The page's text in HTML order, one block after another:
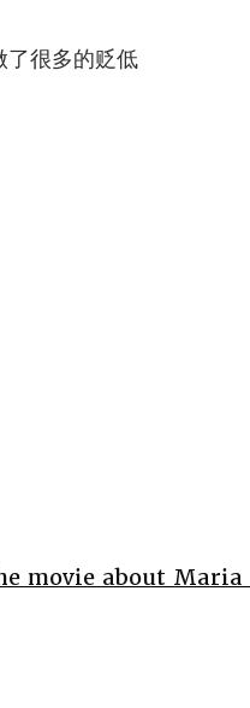
了很多的贬低
the movie about